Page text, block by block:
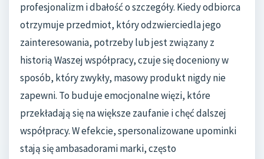
profesjonalizm i dbałość o szczegóły. Kiedy odbiorca
otrzymuje przedmiot, który odzwierciedla jego
zainteresowania, potrzeby lub jest związany z
historią Waszej współpracy, czuje się doceniony w
sposób, który zwykły, masowy produkt nigdy nie
zapewni. To buduje emocjonalne więzi, które
przekładają się na większe zaufanie i chęć dalszej
współpracy. W efekcie, spersonalizowane upominki
stają się ambasadorami marki, często